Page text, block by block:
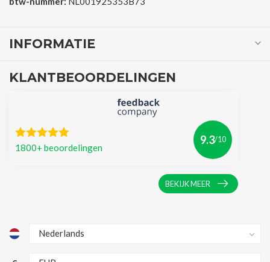
INFORMATIE
KLANTBEOORDELINGEN
1800+ beoordelingen
9.3/10
BEKIJK MEER